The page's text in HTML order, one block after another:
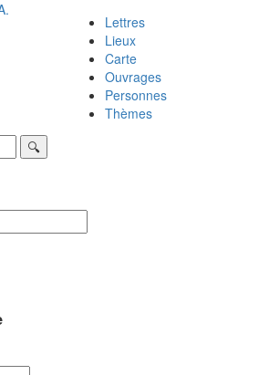
Lettres
Lieux
Carte
Ouvrages
Personnes
Thèmes